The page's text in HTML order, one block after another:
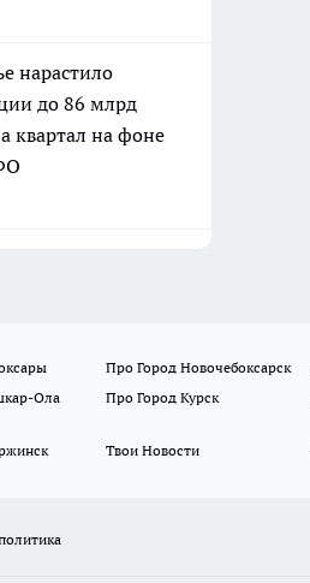
нарастило
до 86 млрд
квартал на фоне
Про Город Новочебоксарск
Ола
Про Город Курск
Твои Новости